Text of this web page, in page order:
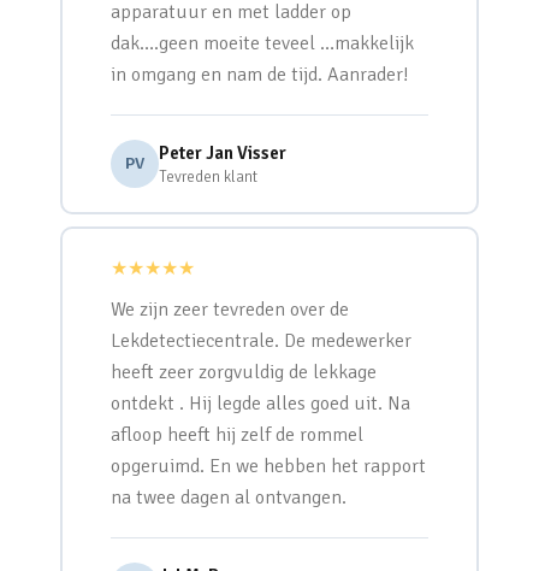
apparatuur en met ladder op
dak….geen moeite teveel …makkelijk
in omgang en nam de tijd. Aanrader!
PV Peter Jan Visser
Tevreden klant
★★★★★
We zijn zeer tevreden over de
Lekdetectiecentrale. De medewerker
heeft zeer zorgvuldig de lekkage
ontdekt . Hij legde alles goed uit. Na
afloop heeft hij zelf de rommel
opgeruimd. En we hebben het rapport
na twee dagen al ontvangen.